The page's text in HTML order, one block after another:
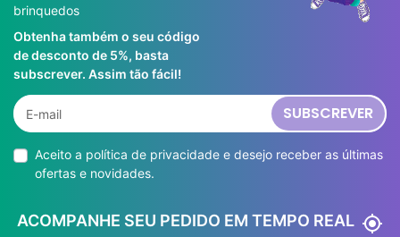
brinquedos
Obtenha também o seu código
de desconto de 5%, basta
subscrever. Assim tão fácil!
SUBSCREVER
Aceito a política de privacidade e desejo receber as últimas
ofertas e novidades.
ACOMPANHE SEU PEDIDO EM TEMPO REAL my_location